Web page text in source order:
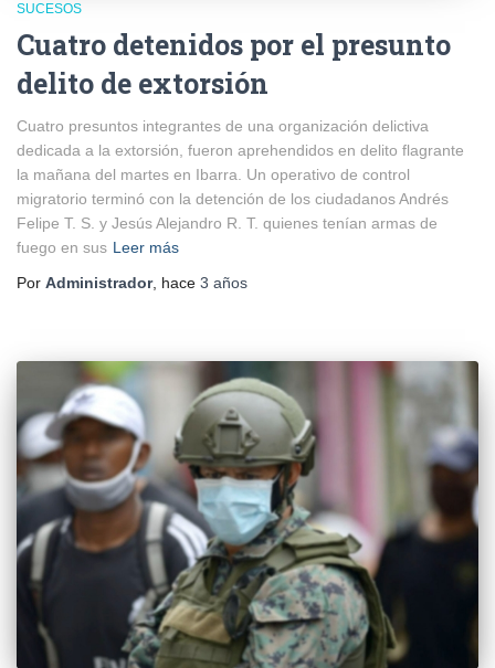
SUCESOS
Cuatro detenidos por el presunto
delito de extorsión
Cuatro presuntos integrantes de una organización delictiva
dedicada a la extorsión, fueron aprehendidos en delito flagrante
la mañana del martes en Ibarra. Un operativo de control
migratorio terminó con la detención de los ciudadanos Andrés
Felipe T. S. y Jesús Alejandro R. T. quienes tenían armas de
fuego en sus Leer más
Por Administrador, hace 3 años